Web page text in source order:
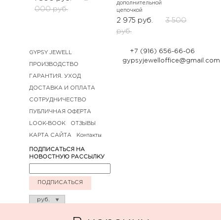
000 руб.
дополнительной
цепочкой
2 975 руб.
3 500
руб.
GYPSY JEWELL
ПРОИЗВОДСТВО
ГАРАНТИЯ. УХОД
ДОСТАВКА И ОПЛАТА
СОТРУДНИЧЕСТВО
ПУБЛИЧНАЯ ОФЕРТА
LOOK-BOOK ОТЗЫВЫ
КАРТА САЙТА Контакты
+7 (916) 656-66-06
gypsyjewelloffice@gmail.com
ПОДПИСАТЬСЯ НА
НОВОСТНУЮ РАССЫЛКУ
ПОДПИСАТЬСЯ